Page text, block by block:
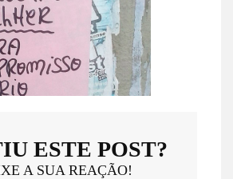
ESTE POST?
A SUA REAÇÃO!